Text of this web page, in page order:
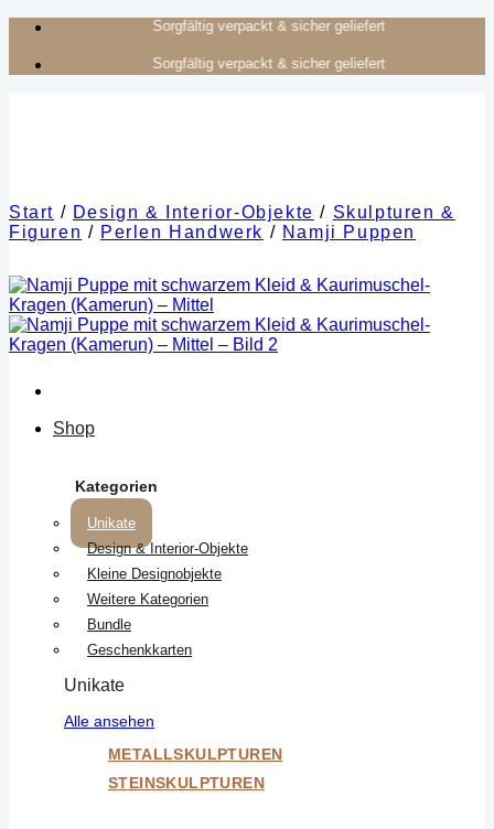
Zum
springen
Authentisches Kunsthandwerk aus Afrika
Authentisches Kunsthandwerk aus Afrika
Shop
Kategorien
Unikate
Design & Interior-Objekte
Kleine Designobjekte
Weitere Kategorien
Bundle
Geschenkkarten
Unikate
Alle ansehen
METALLSKULPTUREN
STEINSKULPTUREN
Start / Design & Interior-Objekte / Skulpturen &
Figuren / Perlen Handwerk / Namji Puppen